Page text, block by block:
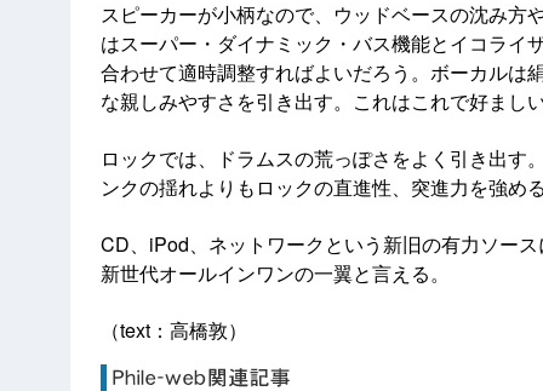
スピーカーが小柄なので、ウッドベースの沈み方
はスーパー・ダイナミック・バス機能とイコライ
合わせて適時調整すればよいだろう。ボーカルは
な親しみやすさを引き出す。これはこれで好まし
ロックでは、ドラムスの荒っぽさをよく引き出
ンクの揺れよりもロックの直進性、突進力を強め
CD、iPod、ネットワークという新旧の有力ソー
新世代オールインワンの一翼と言える。
（text：高橋敦）